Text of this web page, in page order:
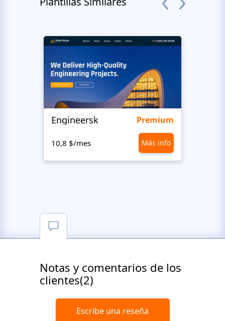
Engineersk Premium
10,8 $/mes Más info
Notas y comentarios de los
clientes(2)
Escribe una reseña